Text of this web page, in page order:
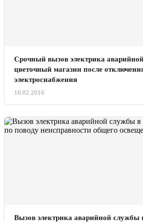
Срочный вызов электрика
цветочный магазин после
электроснабжения
16.02.2016
Вызов электрика аварийной службы